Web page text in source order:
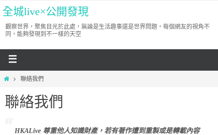
全城live×公開發現
觀察世界，聚焦目光於此處，無論是生活趣事還是世界問題，每個網友的視角不
同，能夠發現到不一樣的天空
聯絡我們
聯絡我們
HKALive 尊重他人知識財產，若有著作遭到重製或是轉載內容